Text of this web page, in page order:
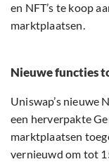
en NFT’s te koop
marktplaatsen.
Nieuwe functies
Uniswap’s nieuwe
een herverpakte
marktplaatsen
vernieuwd om tot